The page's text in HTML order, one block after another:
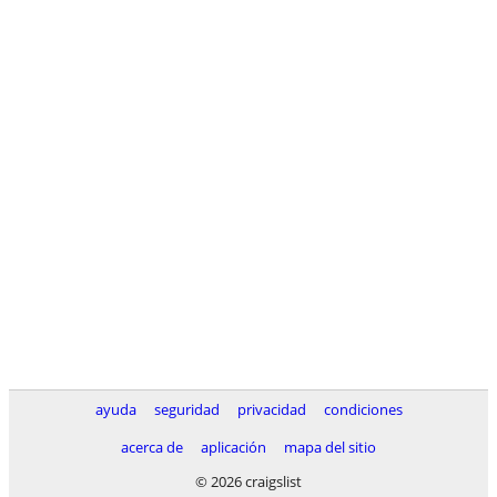
ayuda seguridad privacidad
condiciones
acerca de
aplicación
mapa del sitio
© 2026 craigslist